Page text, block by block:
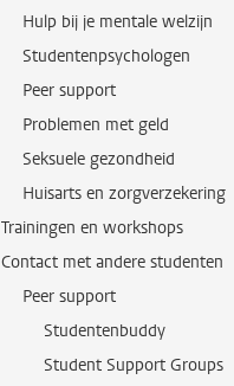
Hulp bij je mentale welzijn
Studentenpsychologen
Peer support
Problemen met geld
Seksuele gezondheid
Huisarts en zorgverzekering
Trainingen en workshops
Contact met andere studenten
Peer support
Studentenbuddy
Student Support Groups